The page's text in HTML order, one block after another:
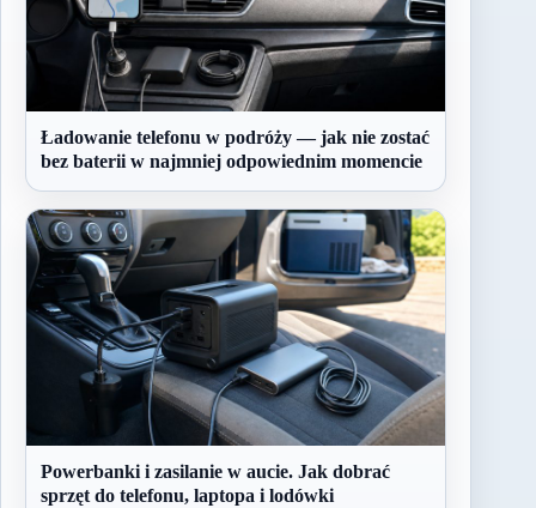
Ładowanie telefonu w podróży — jak nie zostać
bez baterii w najmniej odpowiednim momencie
Powerbanki i zasilanie w aucie. Jak dobrać
sprzęt do telefonu, laptopa i lodówki